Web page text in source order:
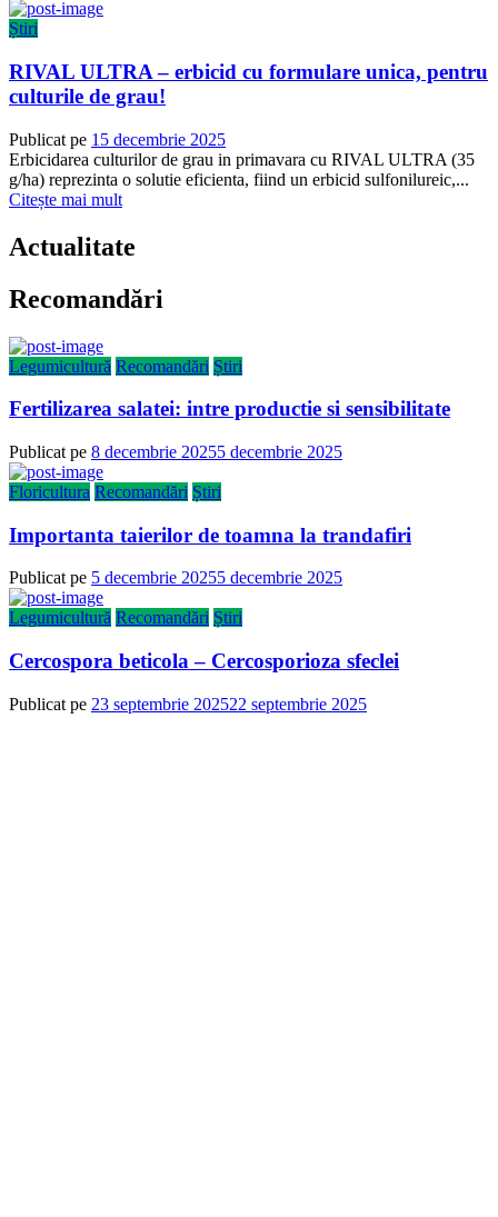
Știri
RIVAL ULTRA – erbicid cu formulare unica, pentru
culturile de grau!
Publicat pe 15 decembrie 2025
Erbicidarea culturilor de grau in primavara cu RIVAL ULTRA (35
g/ha) reprezinta o solutie eficienta, fiind un erbicid sulfonilureic,...
Citește mai mult
Actualitate
Recomandări
Legumicultură Recomandări Știri
Fertilizarea salatei: intre productie si sensibilitate
Publicat pe 8 decembrie 20255 decembrie 2025
Floricultura Recomandări Știri
Importanta taierilor de toamna la trandafiri
Publicat pe 5 decembrie 20255 decembrie 2025
Legumicultură Recomandări Știri
Cercospora beticola – Cercosporioza sfeclei
Publicat pe 23 septembrie 202522 septembrie 2025